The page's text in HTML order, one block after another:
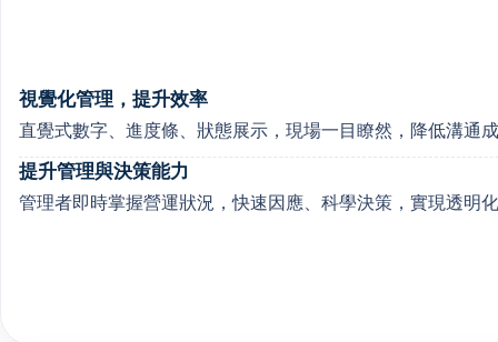
視覺化管理，提升效率
直覺式數字、進度條、狀態展示，現場一目瞭然，降低溝通
提升管理與決策能力
管理者即時掌握營運狀況，快速因應、科學決策，實現透明